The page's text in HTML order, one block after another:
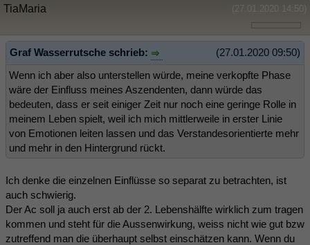
(27.01.2020 14:50)
TiaMaria
(27.01.2020 09:50)
Graf Wasserrutsche schrieb:
Wenn ich aber also unterstellen würde, meine verkopfte Phase
wäre der Einfluss meines Aszendenten, dann würde das
bedeuten, dass er seit einiger Zeit nur noch eine geringe Rolle in
meinem Leben spielt, weil ich mich mittlerweile in erster Linie
von Emotionen leiten lassen und das Verstandesorientierte mehr
und mehr in den Hintergrund rückt.
Ich denke die einzelnen Einflüsse so separat zu betrachten, ist
auch schwierig.
Der Ac soll ja auch erst ab der 2. Lebenshälfte wirklich zum tragen
kommen und steht für die Aussenwirkung, weiss nicht wie gut bzw
zutreffend man die überhaupt selbst einschätzen kann. Wenn du